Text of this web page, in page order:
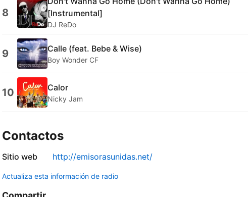
8
[Instrumental]
DJ ReDo
9 Calle (feat. Bebe & Wise)
Boy Wonder CF
10 Calor
Nicky Jam
Contactos
Sitio web http://emisorasunidas.net/
Actualiza esta información de radio